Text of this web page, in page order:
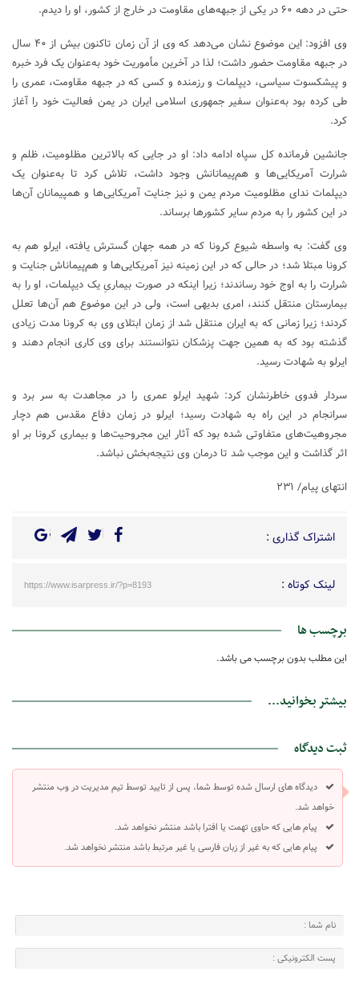
حتی در دهه ۶۰ در یکی از جبهه‌های مقاومت در خارج از کشور، او را دیدم.
وی افزود: این موضوع نشان می‌دهد که وی از آن زمان تاکنون بیش از ۴۰ سال
در جبهه مقاومت حضور داشت؛ لذا در آخرین مأموریت خود به‌عنوان یک فرد خبره
و پیشکسوت سیاسی، دیپلمات و رزمنده و کسی که در جبهه مقاومت، عمری را
طی کرده بود به‌عنوان سفیر جمهوری اسلامی ایران در یمن فعالیت خود را آغاز
کرد.
جانشین فرمانده کل سپاه ادامه داد: او در جایی که بالاترین مظلومیت، ظلم و
شرارت آمریکایی‌ها و هم‌پیمانانش وجود داشت، تلاش کرد تا به‌عنوان یک
دیپلمات ندای مظلومیت مردم یمن و نیز جنایت آمریکایی‌ها و همپیمانان آن‌ها
در این کشور را به مردم سایر کشور‌ها برساند.
وی گفت: به واسطه شیوع کرونا که در همه جهان گسترش یافته، ایرلو هم به
کرونا مبتلا شد؛ در حالی که در این زمینه نیز آمریکایی‌ها و هم‌پیماناش جنایت و
شرارت را به اوج خود رساندند؛ زیرا اینکه در صورت بیماریِ یک دیپلمات، او را به
بیمارستان منتقل کنند، امری بدیهی است، ولی در این موضوع هم آن‌ها تعلل
کردند؛ زیرا زمانی که به ایران منتقل شد از زمان ابتلای وی به کرونا مدت زیادی
گذشته بود که به همین جهت پزشکان نتوانستند برای وی کاری انجام دهند و
ایرلو به شهادت رسید.
سردار فدوی خاطرنشان کرد: شهید ایرلو عمری را در مجاهدت به سر برد و
سرانجام در این راه به شهادت رسید؛ ایرلو در زمان‌ دفاع مقدس هم دچار
مجروهیت‌های متفاوتی شده بود که آثار این مجروحیت‌ها و بیماری کرونا بر او
اثر گذاشت و این موجب شد تا درمان وی نتیجه‌بخش نباشد.
انتهای پیام/ ۲۳۱
اشتراک گذاری :
لینک کوتاه : https://www.isarpress.ir/?p=8193
برچسب ها
این مطلب بدون برچسب می باشد.
بیشتر بخوانید...
ثبت دیدگاه
دیدگاه های ارسال شده توسط شما، پس از تایید توسط تیم مدیریت در وب منتشر
خواهد شد.
پیام هایی که حاوی تهمت یا افترا باشد منتشر نخواهد شد.
پیام هایی که به غیر از زبان فارسی یا غیر مرتبط باشد منتشر نخواهد شد.